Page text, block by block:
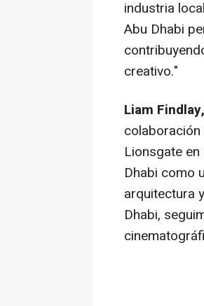
industria
Abu Dhabi
creativo."
Liam Findlay,
Lionsgate
Dhabi como
arquitectura
Dhabi,